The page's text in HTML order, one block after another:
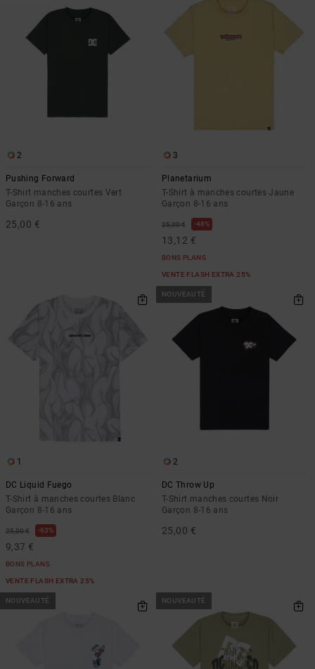
2
Pushing Forward
T-Shirt manches courtes Vert
Garçon 8-16 ans
25,00 €
3
Planetarium
T-Shirt à manches courtes Jaune
Garçon 8-16 ans
25,00 € 48%
13,12 €
BONS PLANS
VENTE FLASH EXTRA 25%
1
DC Liquid Fuego
T-Shirt à manches courtes Blanc
Garçon 8-16 ans
25,00 € 63%
9,37 €
BONS PLANS
VENTE FLASH EXTRA 25%
NOUVEAUTÉ
2
DC Throw Up
T-Shirt manches courtes Noir
Garçon 8-16 ans
25,00 €
NOUVEAUTÉ NOUVEAUTÉ